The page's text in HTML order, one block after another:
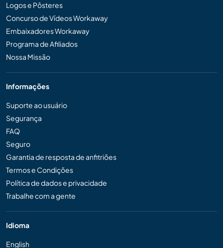
Logos e Pôsteres
Concurso de Vídeos Workaway
Embaixadores Workaway
Programa de Afiliados
Nossa Missão
Informações
Suporte ao usuário
Segurança
FAQ
Seguro
Garantia de resposta de anfitriões
Termos e Condições
Política de dados e privacidade
Trabalhe com a gente
Idioma
English